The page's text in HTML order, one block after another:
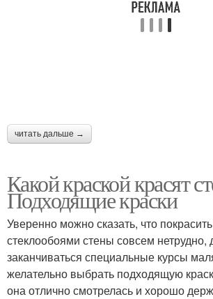
читать дальше →
Какой краской красят
Подходящие краски
Уверенно можно сказать, что
стеклообоями стены совсем
заканчиваться специальные курсы
желательно выбрать подходящую
она отлично смотрелась и хорошо